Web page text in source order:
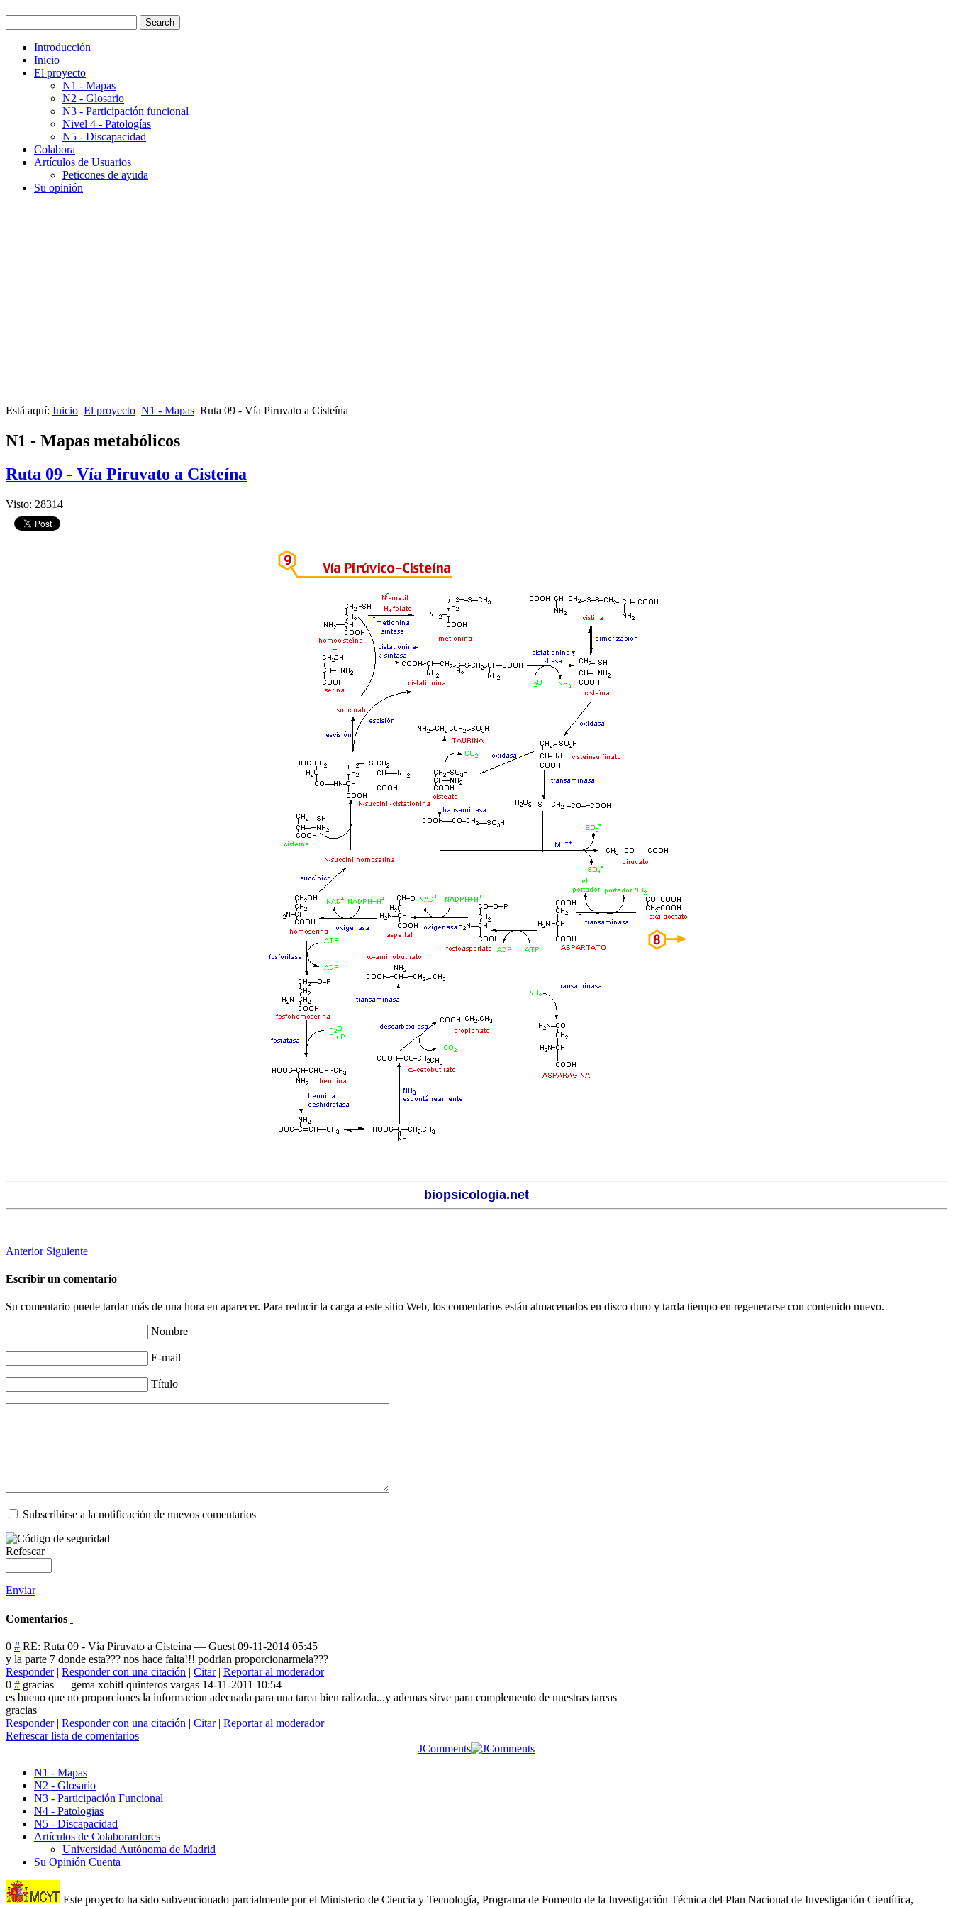
Introducción
Inicio
El proyecto
N1 - Mapas
N2 - Glosario
N3 - Participación funcional
Nivel 4 - Patologías
N5 - Discapacidad
Colabora
Artículos de Usuarios
Peticones de ayuda
Su opinión
Está aquí: Inicio El proyecto N1 - Mapas Ruta 09 - Vía Piruvato a Cisteína
N1 - Mapas metabólicos
Ruta 09 - Vía Piruvato a Cisteína
Visto: 28314
biopsicologia.net
Anterior Siguiente
Escribir un comentario
Su comentario puede tardar más de una hora en aparecer. Para reducir la carga a este sitio Web, los comentarios están almacenados en disco duro y tarda tiempo en regenerarse con contenido nuevo.
Nombre
E-mail
Título
Subscribirse a la notificación de nuevos comentarios
Refescar
Enviar
Comentarios
0 # RE: Ruta 09 - Vía Piruvato a Cisteína — Guest 09-11-2014 05:45
y la parte 7 donde esta??? nos hace falta!!! podrian proporcionarmela???
Responder| Responder con una citación | Citar| Reportar al moderador
0 # gracias — gema xohitl quinteros vargas 14-11-2011 10:54
es bueno que no proporciones la informacion adecuada para una tarea bien ralizada...y ademas sirve para complemento de nuestras tareas
gracias
Responder| Responder con una citación | Citar| Reportar al moderador
Refrescar lista de comentarios
JComments
N1 - Mapas
N2 - Glosario
N3 - Participación Funcional
N4 - Patologias
N5 - Discapacidad
Artículos de Colaborardores
Universidad Autónoma de Madrid
Su Opinión Cuenta
Este proyecto ha sido subvencionado parcialmente por el Ministerio de Ciencia y Tecnología, Programa de Fomento de la Investigación Técnica del Plan Nacional de Investigación Científica,